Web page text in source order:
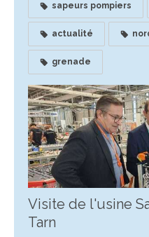
sapeurs pompiers
actualité
grenade
Visite de l'usine
Tarn